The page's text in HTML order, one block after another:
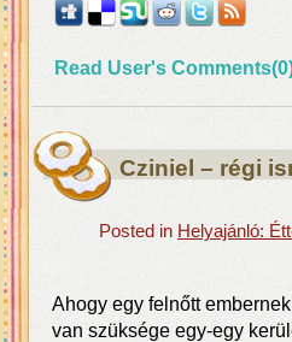
Read User's
Cziniel – régi
Posted in Helyajánló:
Ahogy egy felnőtt
van szüksége egy-egy